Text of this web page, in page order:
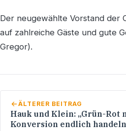
Der neugewählte Vorstand der
auf zahlreiche Gäste und gute
Gregor).
ÄLTERER BEITRAG
Hauk und Klein: „Grün-Rot
Konversion endlich